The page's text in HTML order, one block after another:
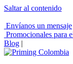
Saltar al contenido
Envíanos un mensaje
Promocionales para
Blog |